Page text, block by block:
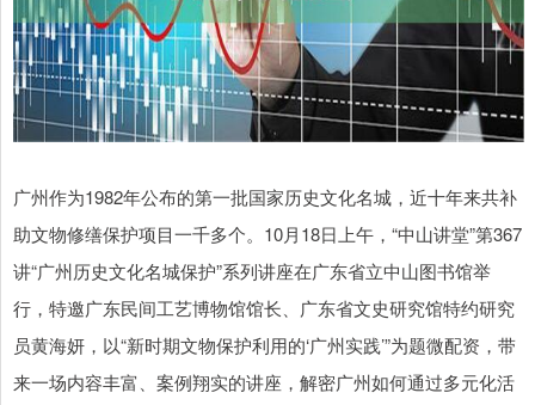
广州作为1982年公布的第一批国家历史文化名城，近十年来共补
助文物修缮保护项目一千多个。10月18日上午，“中山讲堂”第367
讲“广州历史文化名城保护”系列讲座在广东省立中山图书馆举
行，特邀广东民间工艺博物馆馆长、广东省文史研究馆特约研究
员黄海妍，以“新时期文物保护利用的‘广州实践’”为题微配资，带
来一场内容丰富、案例翔实的讲座，解密广州如何通过多元化活